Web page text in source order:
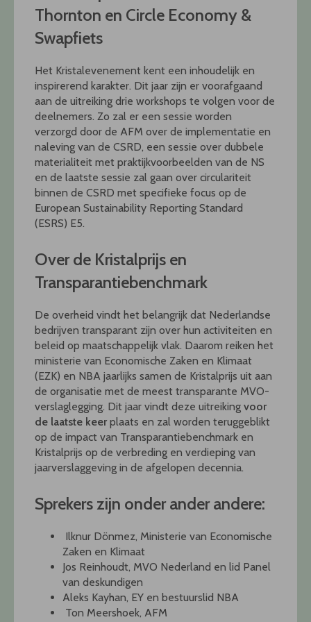
Thornton en Circle Economy &
Swapfiets
Het Kristalevenement kent een inhoudelijk en
inspirerend karakter. Dit jaar zijn er voorafgaand
aan de uitreiking drie workshops te volgen voor de
deelnemers. Zo zal er een sessie worden
verzorgd door de AFM over de implementatie en
naleving van de CSRD, een sessie over dubbele
materialiteit met praktijkvoorbeelden van de NS
en de laatste sessie zal gaan over circulariteit
binnen de CSRD met specifieke focus op de
European Sustainability Reporting Standard
(ESRS) E5.
Over de Kristalprijs en
Transparantiebenchmark
De overheid vindt het belangrijk dat Nederlandse
bedrijven transparant zijn over hun activiteiten en
beleid op maatschappelijk vlak. Daarom reiken het
ministerie van Economische Zaken en Klimaat
(EZK) en NBA jaarlijks samen de Kristalprijs uit aan
de organisatie met de meest transparante MVO-
verslaglegging. Dit jaar vindt deze uitreiking voor
de laatste keer plaats en zal worden teruggeblikt
op de impact van Transparantiebenchmark en
Kristalprijs op de verbreding en verdieping van
jaarverslaggeving in de afgelopen decennia.
Sprekers zijn onder ander andere:
Ilknur Dönmez, Ministerie van Economische
Zaken en Klimaat
Jos Reinhoudt, MVO Nederland en lid Panel
van deskundigen
Aleks Kayhan, EY en bestuurslid NBA
Ton Meershoek, AFM